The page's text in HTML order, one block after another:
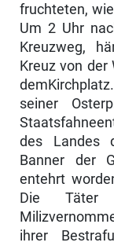
fruchteten,
Um 2 Uhr
Kreuzweg,
Kreuz von
seiner
des Landes
Banner der
entehrt
Die
ihrer